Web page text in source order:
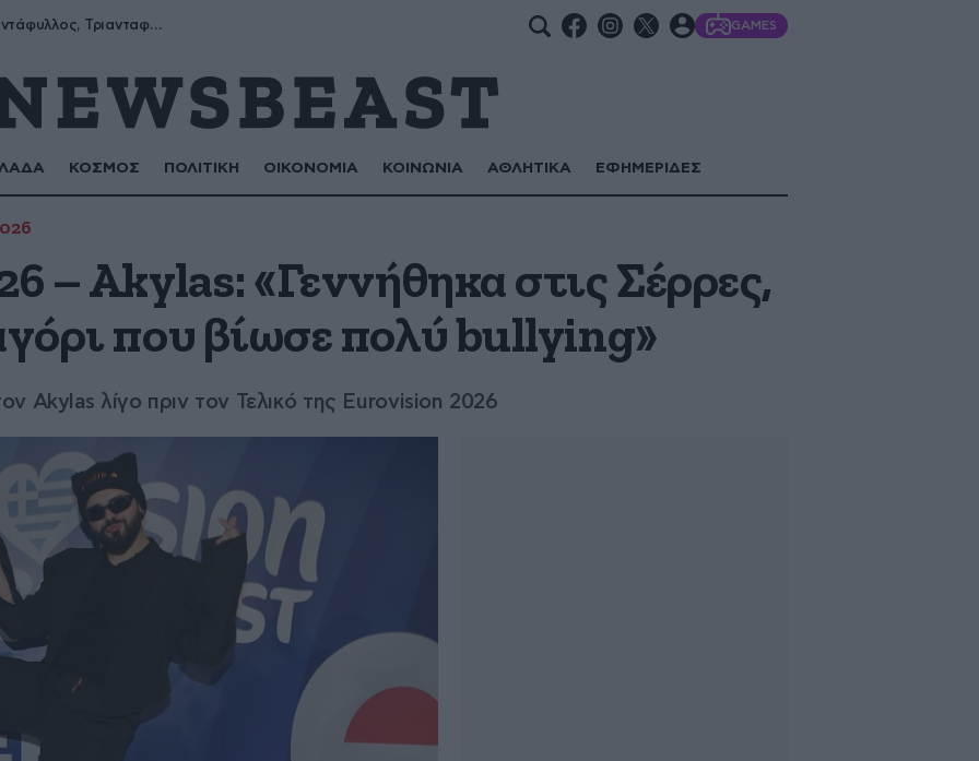
Μύρων, Τριαντάφυλλος, Τριανταφυλλιά, Φυλλιώ, Ρόζα GAMES
ΚΟΣΜΟΣ ΠΟΛΙΤΙΚΗ ΟΙΚΟΝΟΜΙΑ ΚΟΙΝΩΝΙΑ ΑΘΛΗΤΙΚΑ ΕΦΗΜΕΡΙΔΕΣ
– Akylas: «Γεννήθηκα στις Σέρρες,
που βίωσε πολύ bullying»
Akylas λίγο πριν τον Τελικό της Eurovision 2026